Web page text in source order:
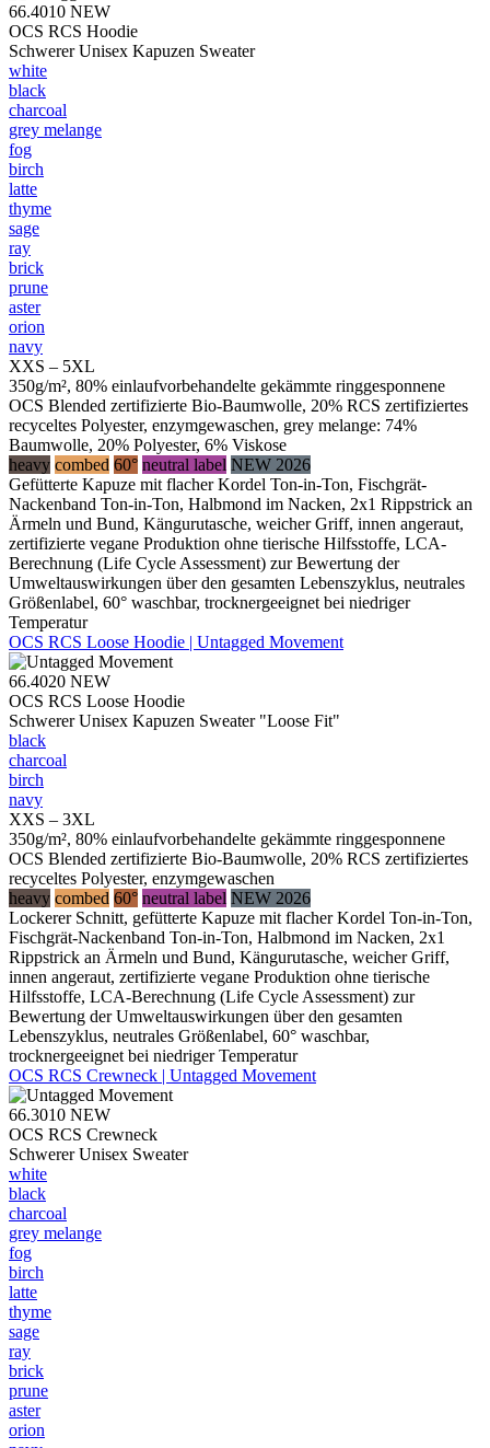
66.4010 NEW
OCS RCS Hoodie
Schwerer Unisex Kapuzen Sweater
white
black
charcoal
grey melange
fog
birch
latte
thyme
sage
ray
brick
prune
aster
orion
navy
XXS – 5XL
350g/m², 80% einlaufvorbehandelte gekämmte ringgesponnene
OCS Blended zertifizierte Bio-Baumwolle, 20% RCS zertifiziertes
recyceltes Polyester, enzymgewaschen, grey melange: 74%
Baumwolle, 20% Polyester, 6% Viskose
heavy combed 60° neutral label NEW 2026
Gefütterte Kapuze mit flacher Kordel Ton-in-Ton, Fischgrät-
Nackenband Ton-in-Ton, Halbmond im Nacken, 2x1 Rippstrick an
Ärmeln und Bund, Kängurutasche, weicher Griff, innen angeraut,
zertifizierte vegane Produktion ohne tierische Hilfsstoffe, LCA-
Berechnung (Life Cycle Assessment) zur Bewertung der
Umweltauswirkungen über den gesamten Lebenszyklus, neutrales
Größenlabel, 60° waschbar, trocknergeeignet bei niedriger
Temperatur
OCS RCS Loose Hoodie | Untagged Movement
66.4020 NEW
OCS RCS Loose Hoodie
Schwerer Unisex Kapuzen Sweater "Loose Fit"
black
charcoal
birch
navy
XXS – 3XL
350g/m², 80% einlaufvorbehandelte gekämmte ringgesponnene
OCS Blended zertifizierte Bio-Baumwolle, 20% RCS zertifiziertes
recyceltes Polyester, enzymgewaschen
heavy combed 60° neutral label NEW 2026
Lockerer Schnitt, gefütterte Kapuze mit flacher Kordel Ton-in-Ton,
Fischgrät-Nackenband Ton-in-Ton, Halbmond im Nacken, 2x1
Rippstrick an Ärmeln und Bund, Kängurutasche, weicher Griff,
innen angeraut, zertifizierte vegane Produktion ohne tierische
Hilfsstoffe, LCA-Berechnung (Life Cycle Assessment) zur
Bewertung der Umweltauswirkungen über den gesamten
Lebenszyklus, neutrales Größenlabel, 60° waschbar,
trocknergeeignet bei niedriger Temperatur
OCS RCS Crewneck | Untagged Movement
66.3010 NEW
OCS RCS Crewneck
Schwerer Unisex Sweater
white
black
charcoal
grey melange
fog
birch
latte
thyme
sage
ray
brick
prune
aster
orion